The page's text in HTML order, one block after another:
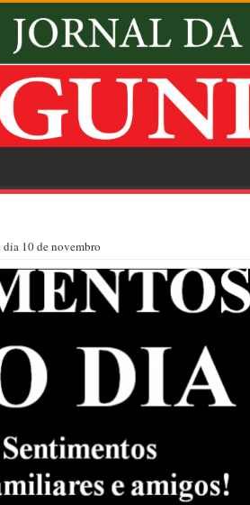
10 de novembro